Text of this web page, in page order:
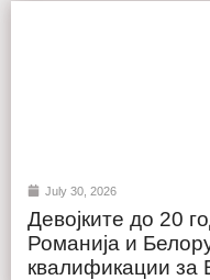
July 30, 2026
Девојките до 20
Романија и
квалификации за